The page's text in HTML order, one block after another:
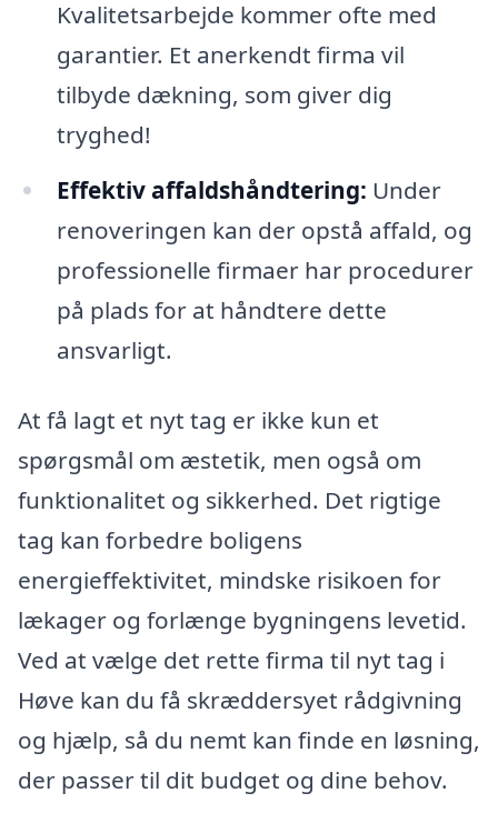
Kvalitetsarbejde kommer ofte med
garantier. Et anerkendt firma vil
tilbyde dækning, som giver dig
tryghed!
Effektiv affaldshåndtering: Under
renoveringen kan der opstå affald, og
professionelle firmaer har procedurer
på plads for at håndtere dette
ansvarligt.
At få lagt et nyt tag er ikke kun et
spørgsmål om æstetik, men også om
funktionalitet og sikkerhed. Det rigtige
tag kan forbedre boligens
energieffektivitet, mindske risikoen for
lækager og forlænge bygningens levetid.
Ved at vælge det rette firma til nyt tag i
Høve kan du få skræddersyet rådgivning
og hjælp, så du nemt kan finde en løsning,
der passer til dit budget og dine behov.